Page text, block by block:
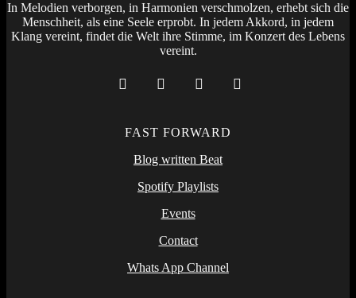
In Melodien verborgen, in Harmonien verschmolzen, erhebt sich die
Menschheit, als eine Seele erprobt. In jedem Akkord, in jedem
Klang vereint, findet die Welt ihre Stimme, im Konzert des Lebens
vereint.
FAST FORWARD
Blog written Beat
Spotify Playlists
Events
Contact
Whats App Channel